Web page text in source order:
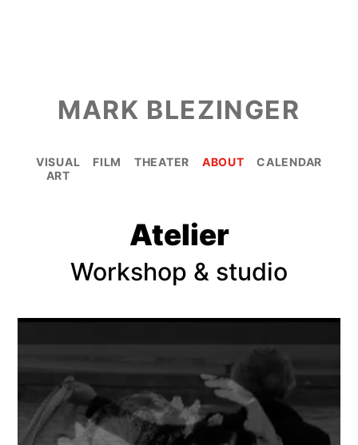
MARK BLEZINGER
VISUAL
ART
FILM THEATER ABOUT CALENDAR
Atelier
Workshop & studio